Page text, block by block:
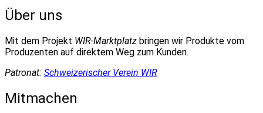
Über uns
Mit dem Projekt WIR-Marktplatz bringen wir Produkte vom
Produzenten auf direktem Weg zum Kunden.
Patronat: Schweizerischer Verein WIR
Mitmachen